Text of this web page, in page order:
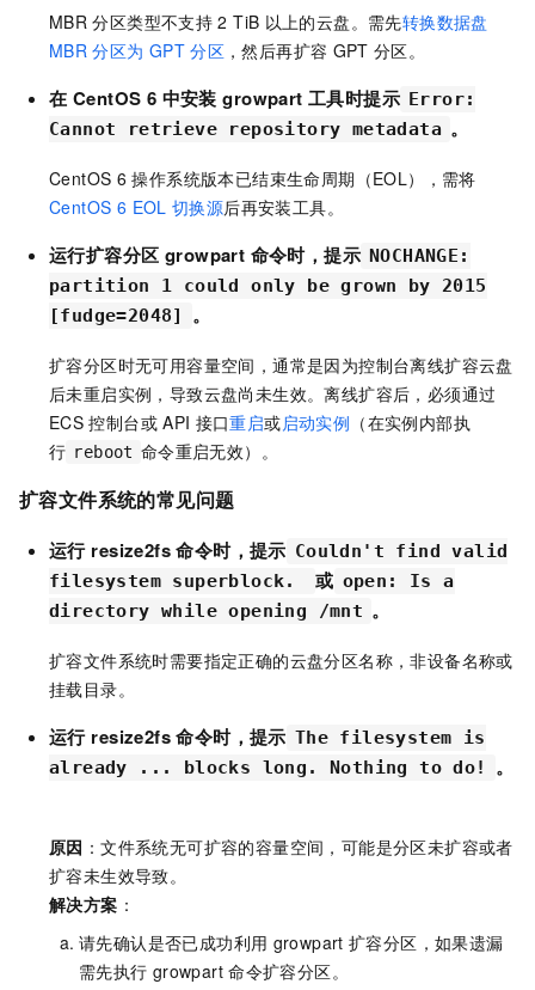
MBR 分区类型不支持 2 TiB 以上的云盘。需先转换数据盘
MBR 分区为 GPT 分区，然后再扩容 GPT 分区。
在 CentOS 6 中安装 growpart 工具时提示 Error:
Cannot retrieve repository metadata 。
CentOS 6 操作系统版本已结束生命周期（EOL），需将
CentOS 6 EOL 切换源后再安装工具。
运行扩容分区 growpart 命令时，提示 NOCHANGE:
partition 1 could only be grown by 2015
[fudge=2048]
。
扩容分区时无可用容量空间，通常是因为控制台离线扩容云盘
后未重启实例，导致云盘尚未生效。离线扩容后，必须通过
ECS 控制台或 API 接口重启或启动实例 （在实例内部执
行 reboot 命令重启无效）。
扩容文件系统的常见问题
运行 resize2fs 命令时，提示 Couldn't find valid
filesystem superblock.
或 open: Is a
directory while opening /mnt 。
扩容文件系统时需要指定正确的云盘分区名称，非设备名称或
挂载目录。
运行 resize2fs 命令时，提示 The filesystem is
already ... blocks long. Nothing to do!
。
原因 ：文件系统无可扩容的容量空间，可能是分区未扩容或者
扩容未生效导致。
解决方案 ：
请先确认是否已成功利用 growpart 扩容分区，如果遗漏
需先执行 growpart 命令扩容分区。